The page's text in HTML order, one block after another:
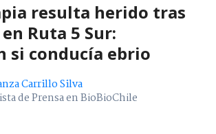
resulta herido tras
Ruta 5 Sur:
si conducía ebrio
Carrillo Silva
de Prensa en BioBioChile